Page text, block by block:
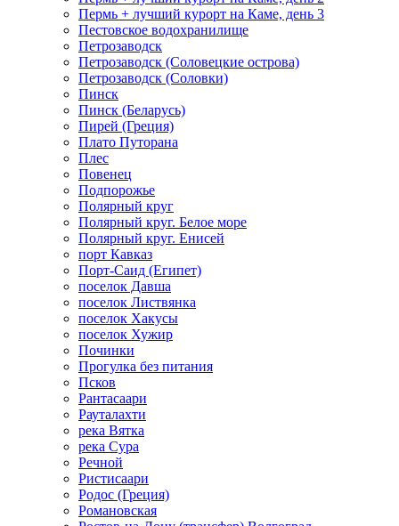
Пермь + лучший курорт на Каме, день 3
Пестовское водохранилище
Петрозаводск
Петрозаводск (Соловецкие острова)
Петрозаводск (Соловки)
Пинск
Пинск (Беларусь)
Пирей (Греция)
Плато Путорана
Плес
Повенец
Подпорожье
Полярный круг
Полярный круг. Белое море
Полярный круг. Енисей
порт Кавказ
Порт-Саид (Египет)
поселок Давша
поселок Листвянка
поселок Хакусы
поселок Хужир
Починки
Прогулка без питания
Псков
Рантасаари
Рауталахти
река Вятка
река Сура
Речной
Ристисаари
Родос (Греция)
Романовская